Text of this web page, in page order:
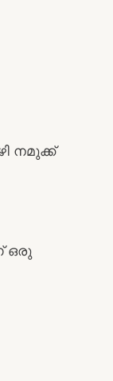
നമുക്ക്
ഒരു